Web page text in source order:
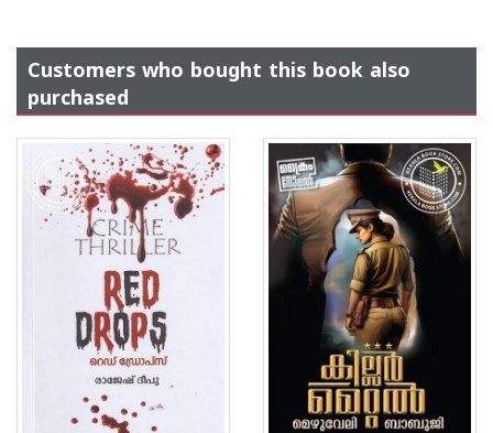
Customers who bought this book also
purchased